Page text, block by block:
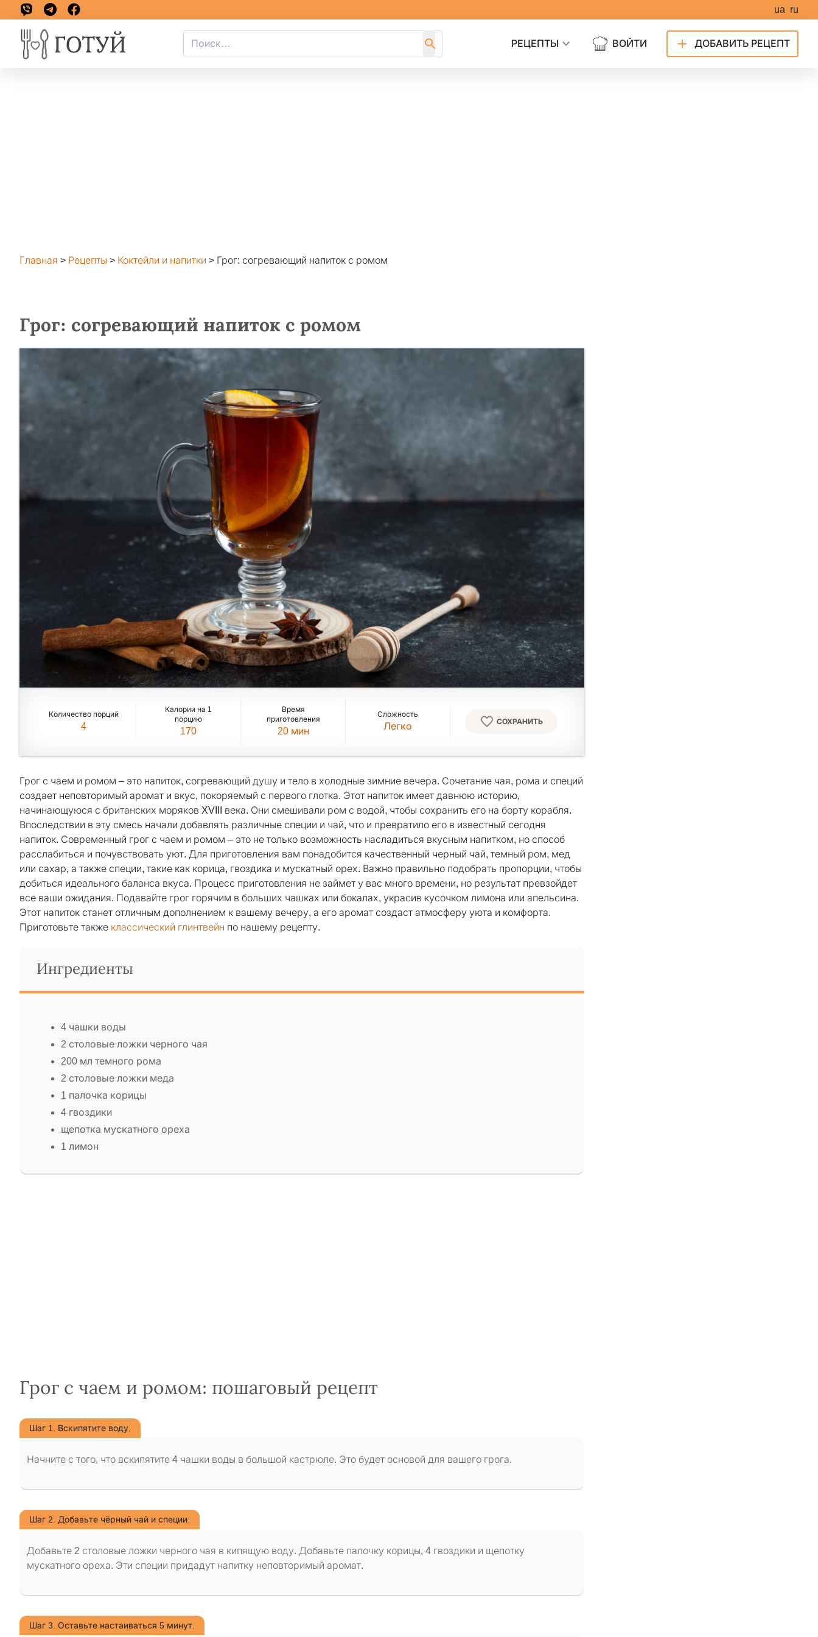
ua ru
РЕЦЕПТЫ ВОЙТИ ДОБАВИТЬ РЕЦЕПТ
Главная > Рецепты > Коктейли и напитки > Грог: согревающий напиток с ромом
Грог: согревающий напиток с ромом
Количество порций
4
Калории на 1
порцию
170
Время
приготовления
20 мин
Сложность
Легко СОХРАНИТЬ
Грог с чаем и ромом – это напиток, согревающий душу и тело в холодные зимние вечера. Сочетание чая, рома и специй
создает неповторимый аромат и вкус, покоряемый с первого глотка. Этот напиток имеет давнюю историю,
начинающуюся с британских моряков XVIII века. Они смешивали ром с водой, чтобы сохранить его на борту корабля.
Впоследствии в эту смесь начали добавлять различные специи и чай, что и превратило его в известный сегодня
напиток. Современный грог с чаем и ромом – это не только возможность насладиться вкусным напитком, но способ
расслабиться и почувствовать уют. Для приготовления вам понадобится качественный черный чай, темный ром, мед
или сахар, а также специи, такие как корица, гвоздика и мускатный орех. Важно правильно подобрать пропорции, чтобы
добиться идеального баланса вкуса. Процесс приготовления не займет у вас много времени, но результат превзойдет
все ваши ожидания. Подавайте грог горячим в больших чашках или бокалах, украсив кусочком лимона или апельсина.
Этот напиток станет отличным дополнением к вашему вечеру, а его аромат создаст атмосферу уюта и комфорта.
Приготовьте также классический глинтвейн по нашему рецепту.
Ингредиенты
4 чашки воды
2 столовые ложки черного чая
200 мл темного рома
2 столовые ложки меда
1 палочка корицы
4 гвоздики
щепотка мускатного ореха
1 лимон
Грог с чаем и ромом: пошаговый рецепт
Шаг 1. Вскипятите воду.
Начните с того, что вскипятите 4 чашки воды в большой кастрюле. Это будет основой для вашего грога.
Шаг 2. Добавьте чёрный чай и специи.
Добавьте 2 столовые ложки черного чая в кипящую воду. Добавьте палочку корицы, 4 гвоздики и щепотку
мускатного ореха. Эти специи придадут напитку неповторимый аромат.
Шаг 3. Оставьте настаиваться 5 минут.